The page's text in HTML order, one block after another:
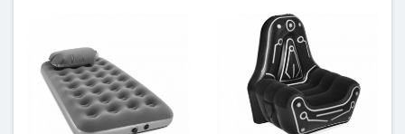
Матрасы
Возраст
от 3 лет
Материал
Матрасы
Возраст
от 3 лет
Материал